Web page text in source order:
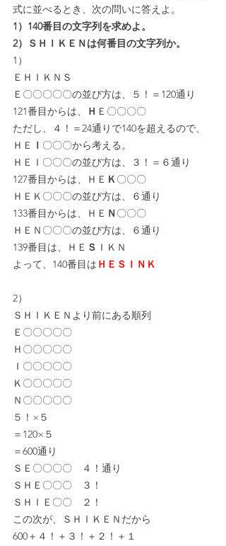
式に並べるとき、次の問いに答えよ。
1）140番目の文字列を求めよ。
2）ＳＨＩＫＥＮは何番目の文字列か。
1）
ＥＨＩＫＮＳ
Ｅ〇〇〇〇〇の並び方は、５！＝120通り
121番目からは、
Ｈ Ｅ〇〇〇〇
ただし、４！＝24通りで140を超えるので、
ＨＥ Ｉ 〇〇〇から考える。
ＨＥＩ〇〇〇の並び方は、３！＝６通り
127番目からは、ＨＥ Ｋ〇〇〇
ＨＥＫ〇〇〇の並び方は、６通り
133番目からは、ＨＥ Ｎ 〇〇〇
ＨＥＮ〇〇〇の並び方は、６通り
139番目は、ＨＥ Ｓ ＩＫＮ
よって、140番目は ＨＥＳＩＮＫ
2）
ＳＨＩＫＥＮより前にある順列
Ｅ〇〇〇〇〇
Ｈ〇〇〇〇〇
Ｉ〇〇〇〇〇
Ｋ〇〇〇〇〇
Ｎ〇〇〇〇〇
５！×５
＝120×５
＝600通り
ＳＥ〇〇〇〇　４！通り
ＳＨＥ〇〇〇　３！
ＳＨＩＥ〇〇　２！
この次が、ＳＨＩＫＥＮだから
600＋４！＋３！＋２！＋１